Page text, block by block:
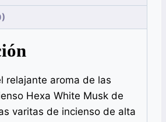
relajante aroma de las
Hexa White Musk de
varitas de incienso de alta